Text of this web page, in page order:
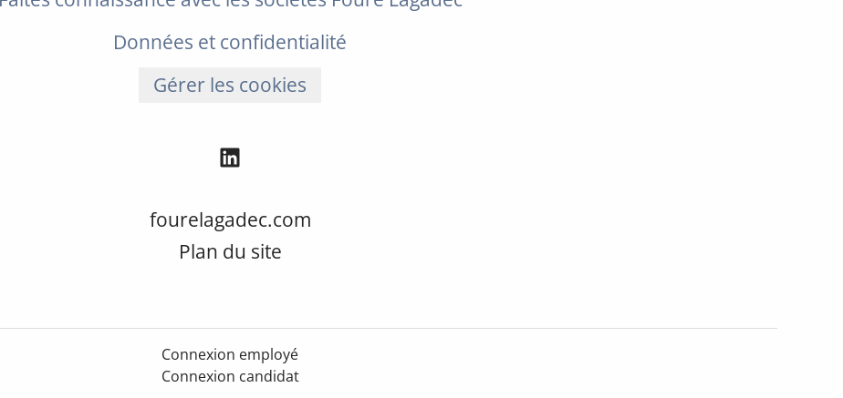
Données et confidentialité
Gérer les cookies
fourelagadec.com
Plan du site
Connexion employé
Connexion candidat